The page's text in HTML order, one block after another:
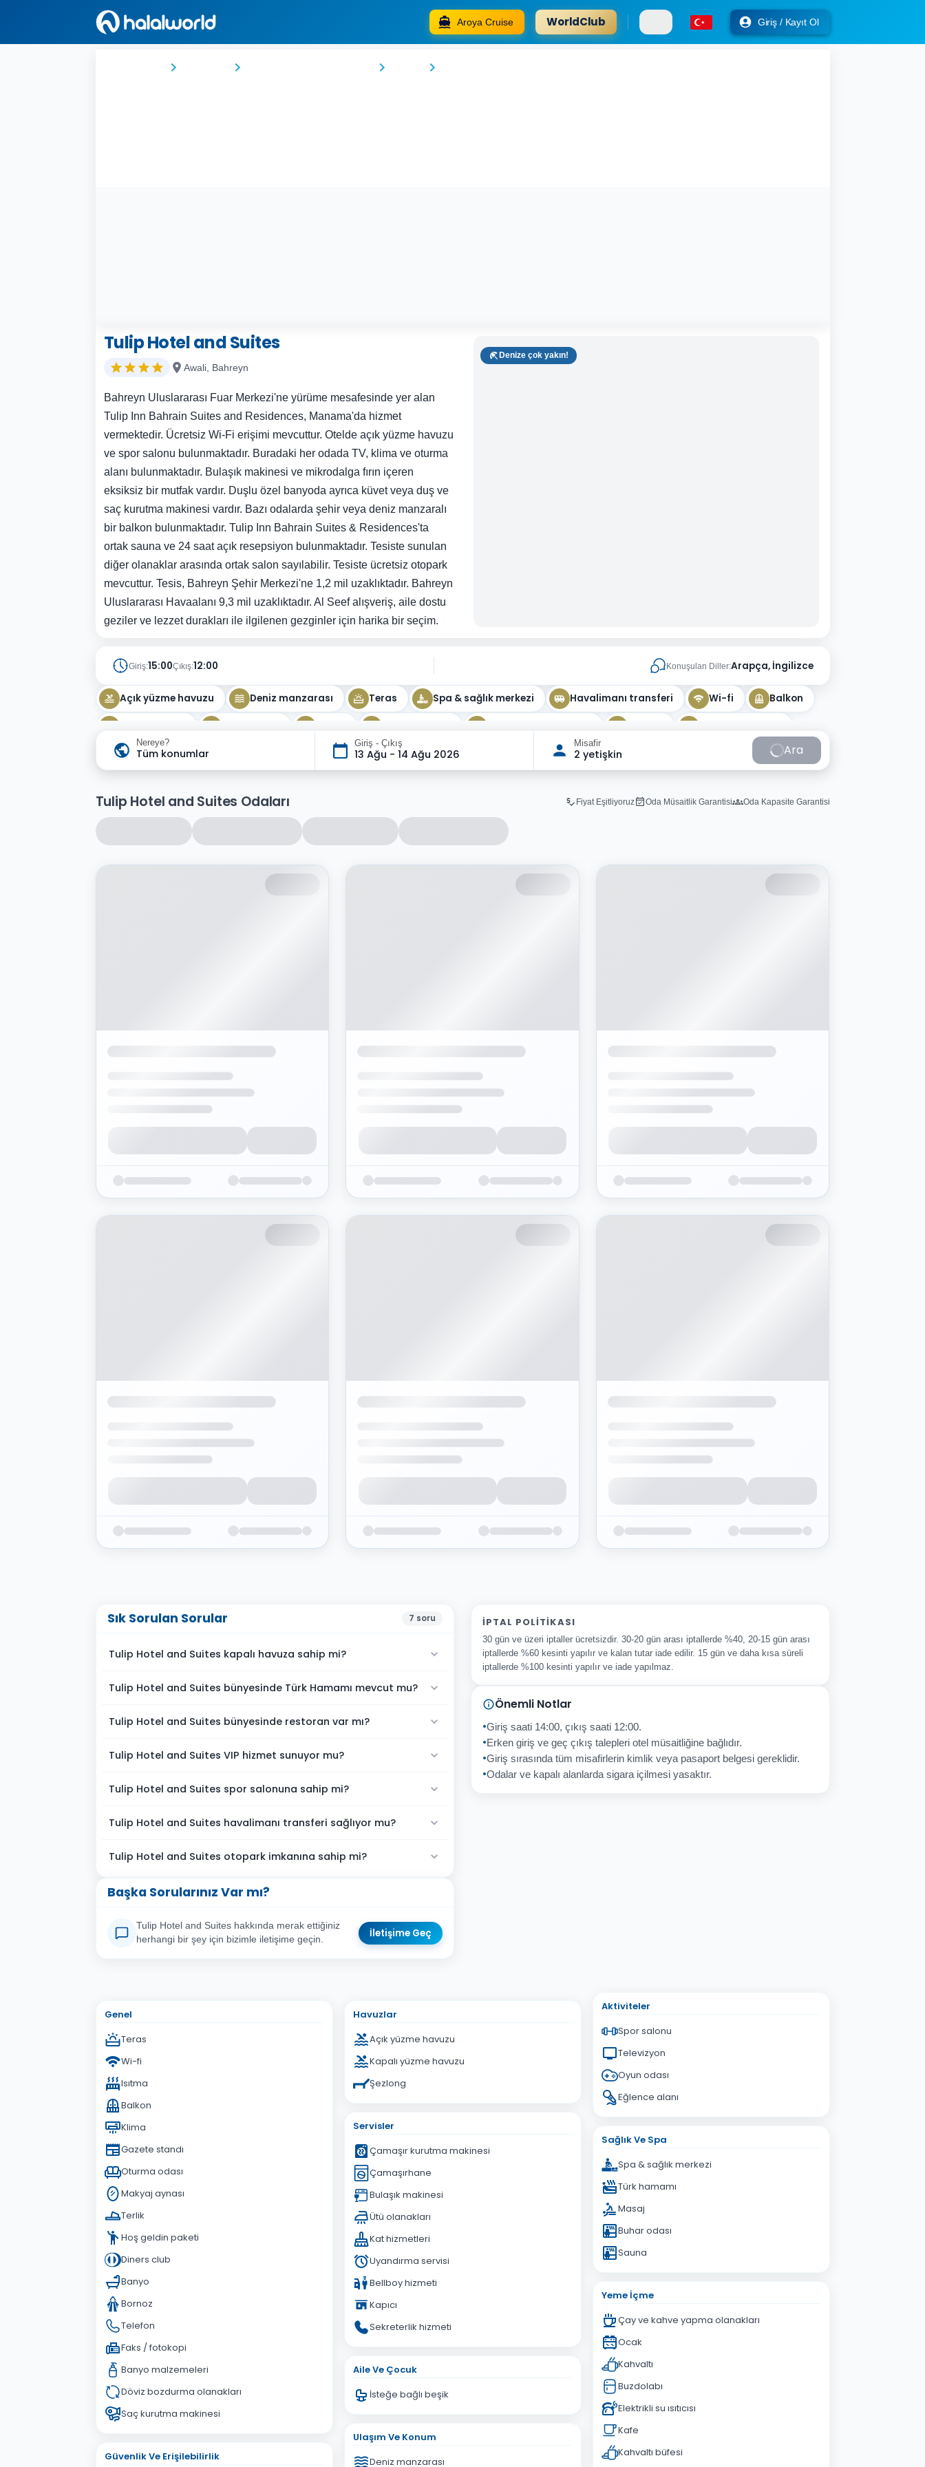
Aroya Cruise WorldClub Giriş / Kayıt Ol
Tulip Hotel and Suites
Awali, Bahreyn
Bahreyn Uluslararası Fuar Merkezi'ne yürüme mesafesinde yer alan
Tulip Inn Bahrain Suites and Residences, Manama'da hizmet
vermektedir. Ücretsiz Wi-Fi erişimi mevcuttur. Otelde açık yüzme havuzu
ve spor salonu bulunmaktadır. Buradaki her odada TV, klima ve oturma
alanı bulunmaktadır. Bulaşık makinesi ve mikrodalga fırın içeren
eksiksiz bir mutfak vardır. Duşlu özel banyoda ayrıca küvet veya duş ve
saç kurutma makinesi vardır. Bazı odalarda şehir veya deniz manzaralı
bir balkon bulunmaktadır. Tulip Inn Bahrain Suites & Residences'ta
ortak sauna ve 24 saat açık resepsiyon bulunmaktadır. Tesiste sunulan
diğer olanaklar arasında ortak salon sayılabilir. Tesiste ücretsiz otopark
mevcuttur. Tesis, Bahreyn Şehir Merkezi'ne 1,2 mil uzaklıktadır. Bahreyn
Uluslararası Havaalanı 9,3 mil uzaklıktadır. Al Seef alışveriş, aile dostu
geziler ve lezzet durakları ile ilgilenen gezginler için harika bir seçim.
Denize çok yakın!
Giriş:15:00Çıkış:12:00 Konuşulan Diller:Arapça, İngilizce
Açık yüzme havuzu Deniz manzarası Teras Spa & sağlık merkezi Havalimanı transferi Wi-fi Balkon
Sauna
Nereye?
Tüm konumlar
Giriş - Çıkış
13 Ağu - 14 Ağu 2026
Misafir
2 yetişkin Ara
Tulip Hotel and Suites Odaları Fiyat Eşitliyoruz Oda Müsaitlik Garantisi Oda Kapasite Garantisi
Sık Sorulan Sorular 7 soru
Tulip Hotel and Suites kapalı havuza sahip mi?
Tulip Hotel and Suites bünyesinde Türk Hamamı mevcut mu?
Tulip Hotel and Suites bünyesinde restoran var mı?
Tulip Hotel and Suites VIP hizmet sunuyor mu?
Tulip Hotel and Suites spor salonuna sahip mi?
Tulip Hotel and Suites havalimanı transferi sağlıyor mu?
Tulip Hotel and Suites otopark imkanına sahip mi?
Başka Sorularınız Var mı?
Tulip Hotel and Suites hakkında merak ettiğiniz
herhangi bir şey için bizimle iletişime geçin.
İletişime Geç
Sorunuz
İPTAL POLITIKASI
30 gün ve üzeri iptaller ücretsizdir. 30-20 gün arası iptallerde %40, 20-15 gün arası
iptallerde %60 kesinti yapılır ve kalan tutar iade edilir. 15 gün ve daha kısa süreli
iptallerde %100 kesinti yapılır ve iade yapılmaz.
Önemli Notlar
Giriş saati 14:00, çıkış saati 12:00.
Erken giriş ve geç çıkış talepleri otel müsaitliğine bağlıdır.
Giriş sırasında tüm misafirlerin kimlik veya pasaport belgesi gereklidir.
Odalar ve kapalı alanlarda sigara içilmesi yasaktır.
Genel
Teras
Wi-fi
Isıtma
Balkon
Klima
Gazete standı
Oturma odası
Makyaj aynası
Terlik
Hoş geldin paketi
Diners club
Banyo
Bornoz
Telefon
Faks / fotokopi
Banyo malzemeleri
Döviz bozdurma olanakları
Saç kurutma makinesi
Güvenlik Ve Erişilebilirlik
Havuzlar
Açık yüzme havuzu
Kapalı yüzme havuzu
Şezlong
Servisler
Çamaşır kurutma makinesi
Çamaşırhane
Bulaşık makinesi
Ütü olanakları
Kat hizmetleri
Uyandırma servisi
Bellboy hizmeti
Kapıcı
Sekreterlik hizmeti
Aile Ve Çocuk
İsteğe bağlı beşik
Ulaşım Ve Konum
Deniz manzarası
Aktiviteler
Spor salonu
Televizyon
Oyun odası
Eğlence alanı
Sağlık Ve Spa
Spa & sağlık merkezi
Türk hamamı
Masaj
Buhar odası
Sauna
Yeme İçme
Çay ve kahve yapma olanakları
Ocak
Kahvaltı
Buzdolabı
Elektrikli su ısıtıcısı
Kafe
Kahvaltı büfesi